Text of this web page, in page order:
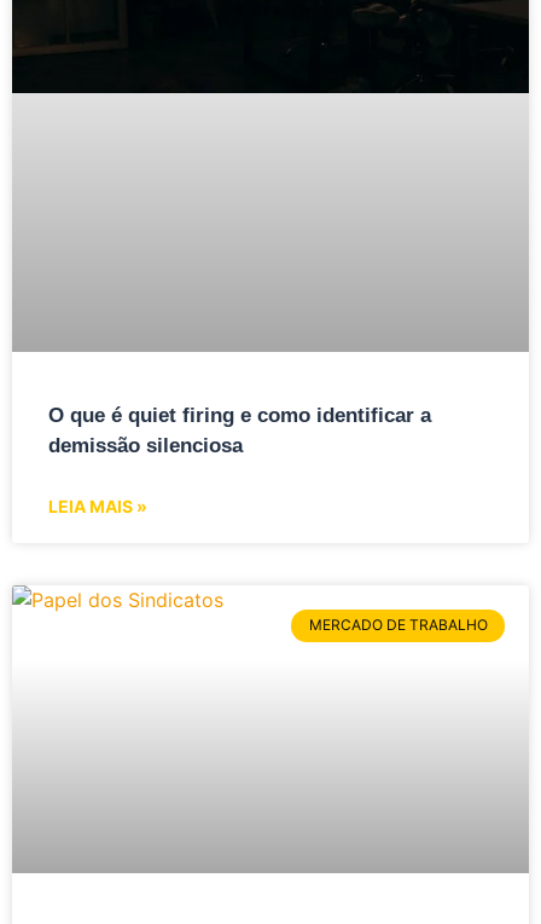
O que é quiet firing e como identificar a
demissão silenciosa
LEIA MAIS »
MERCADO DE TRABALHO